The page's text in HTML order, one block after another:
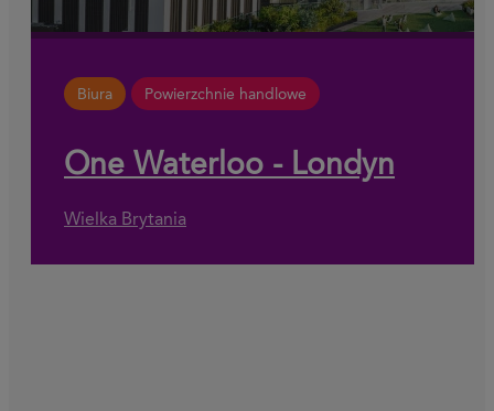
Biura Powierzchnie handlowe
One Waterloo - Londyn
Wielka Brytania